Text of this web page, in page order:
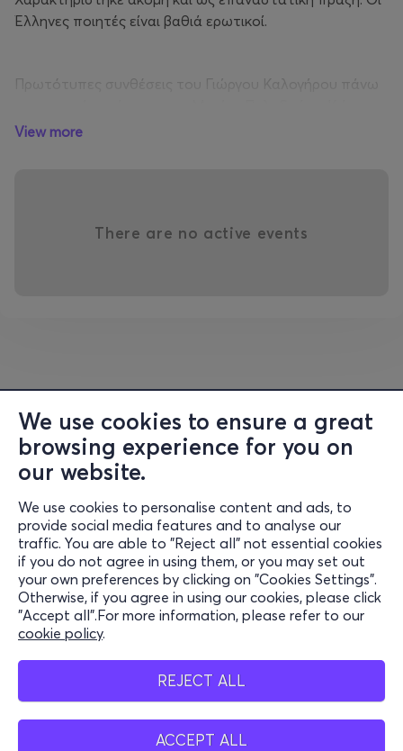
We use cookies to ensure a great
browsing experience for you on
our website.
We use cookies to personalise content and ads, to
provide social media features and to analyse our
traffic. You are able to "Reject all" not essential cookies
if you do not agree in using them, or you may set out
your own preferences by clicking on "Cookies Settings".
Otherwise, if you agree in using our cookies, please click
"Accept all".For more information, please refer to our
cookie policy.
REJECT ALL
ACCEPT ALL
Έλληνες ποιητές είναι βαθιά ερωτικοί.
Πρωτότυπες συνθέσεις του Γιώργου Καλογήρου πάνω
Καρυωτάκη, Σαπφούς, Κωνσταντίνου Καβάφη, Γιώργου
Γενική είσοδος: €12.
View more
There are no active events
Information
Support
Stay Connected
Mobile app